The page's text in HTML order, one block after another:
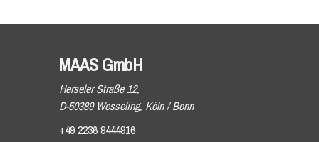
MAAS GmbH
Herseler Straße 12,
D-50389 Wesseling, Köln / Bonn
+49 2236 9444916